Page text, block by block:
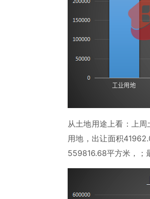
从土地用途上看：上
用地，出让面积
559816.68平方米，；